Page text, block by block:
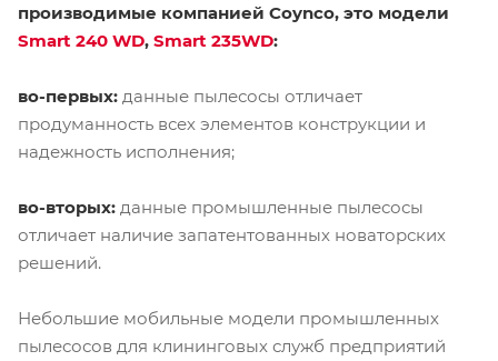
производимые компанией Coynco, это модели
Smart 240 WD, Smart 235WD:
во-первых: данные пылесосы отличает
продуманность всех элементов конструкции и
надежность исполнения;
во-вторых: данные промышленные пылесосы
отличает наличие запатентованных новаторских
решений.
Небольшие мобильные модели промышленных
пылесосов для клининговых служб предприятий